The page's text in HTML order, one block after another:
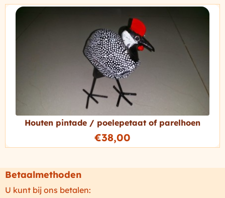
Houten pintade / poelepetaat of parelhoen
€38,00
Betaalmethoden
U kunt bij ons betalen: